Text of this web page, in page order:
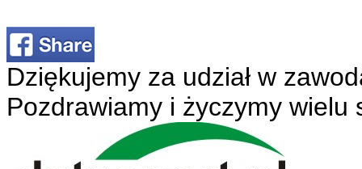
Dziękujemy za udział w
Pozdrawiamy i życzymy wielu